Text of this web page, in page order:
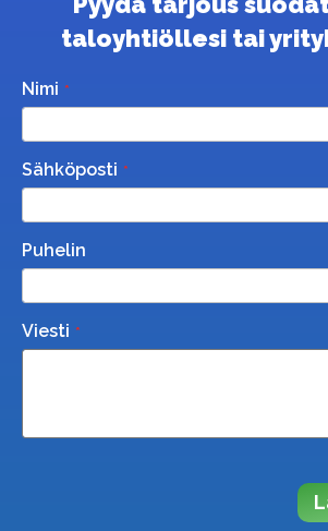
taloyhtiöllesi tai
Nimi
Sähköposti
Puhelin
Viesti